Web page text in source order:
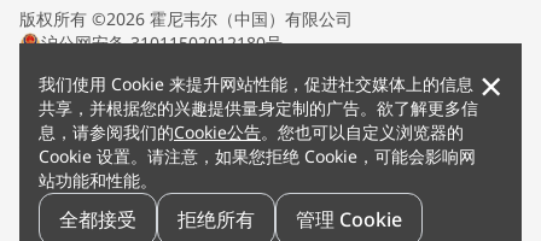
我们使用 Cookie 来提升网站性能，促进社交媒体上的信息
共享，并根据您的兴趣提供量身定制的广告。欲了解更多信
息，请参阅我们的Cookie公告。您也可以自定义浏览器的
Cookie 设置。请注意，如果您拒绝 Cookie，可能会影响网
站功能和性能。
全都接受 拒绝所有 管理 Cookie
×
版权所有 ©2026 霍尼韦尔（中国）有限公司
沪公网安备 31011502012180号
条款条约
隐私声明
您的隐私选项
霍尼韦尔科技Cookie通知
退订
漏洞报告